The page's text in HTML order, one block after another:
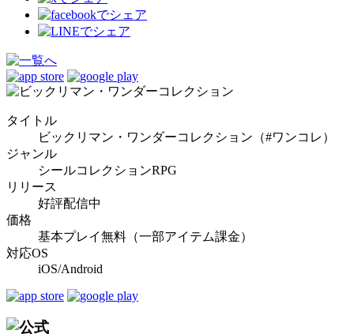
タイトル
ビックリマン・ワンダーコレクション（#ワンコレ）
ジャンル
シールコレクションRPG
リリース
好評配信中
価格
基本プレイ無料（一部アイテム課金）
対応OS
iOS/Android